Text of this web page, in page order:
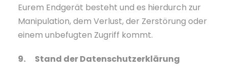
Eurem Endgerät besteht und es hierdurch zur
Manipulation, dem Verlust, der Zerstörung oder
einem unbefugten Zugriff kommt.
9. Stand der Datenschutzerklärung